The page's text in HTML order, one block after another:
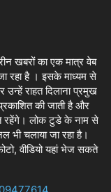
खबरों का एक मात्र वेब
रहा है । इसके माध्यम से
उन्हें राहत दिलाना प्रमुख
की जाती है और
रहेंगे। लोक टुडे के नाम से
भी चलाया जा रहा है।
वीडियो यहां भेज सकते